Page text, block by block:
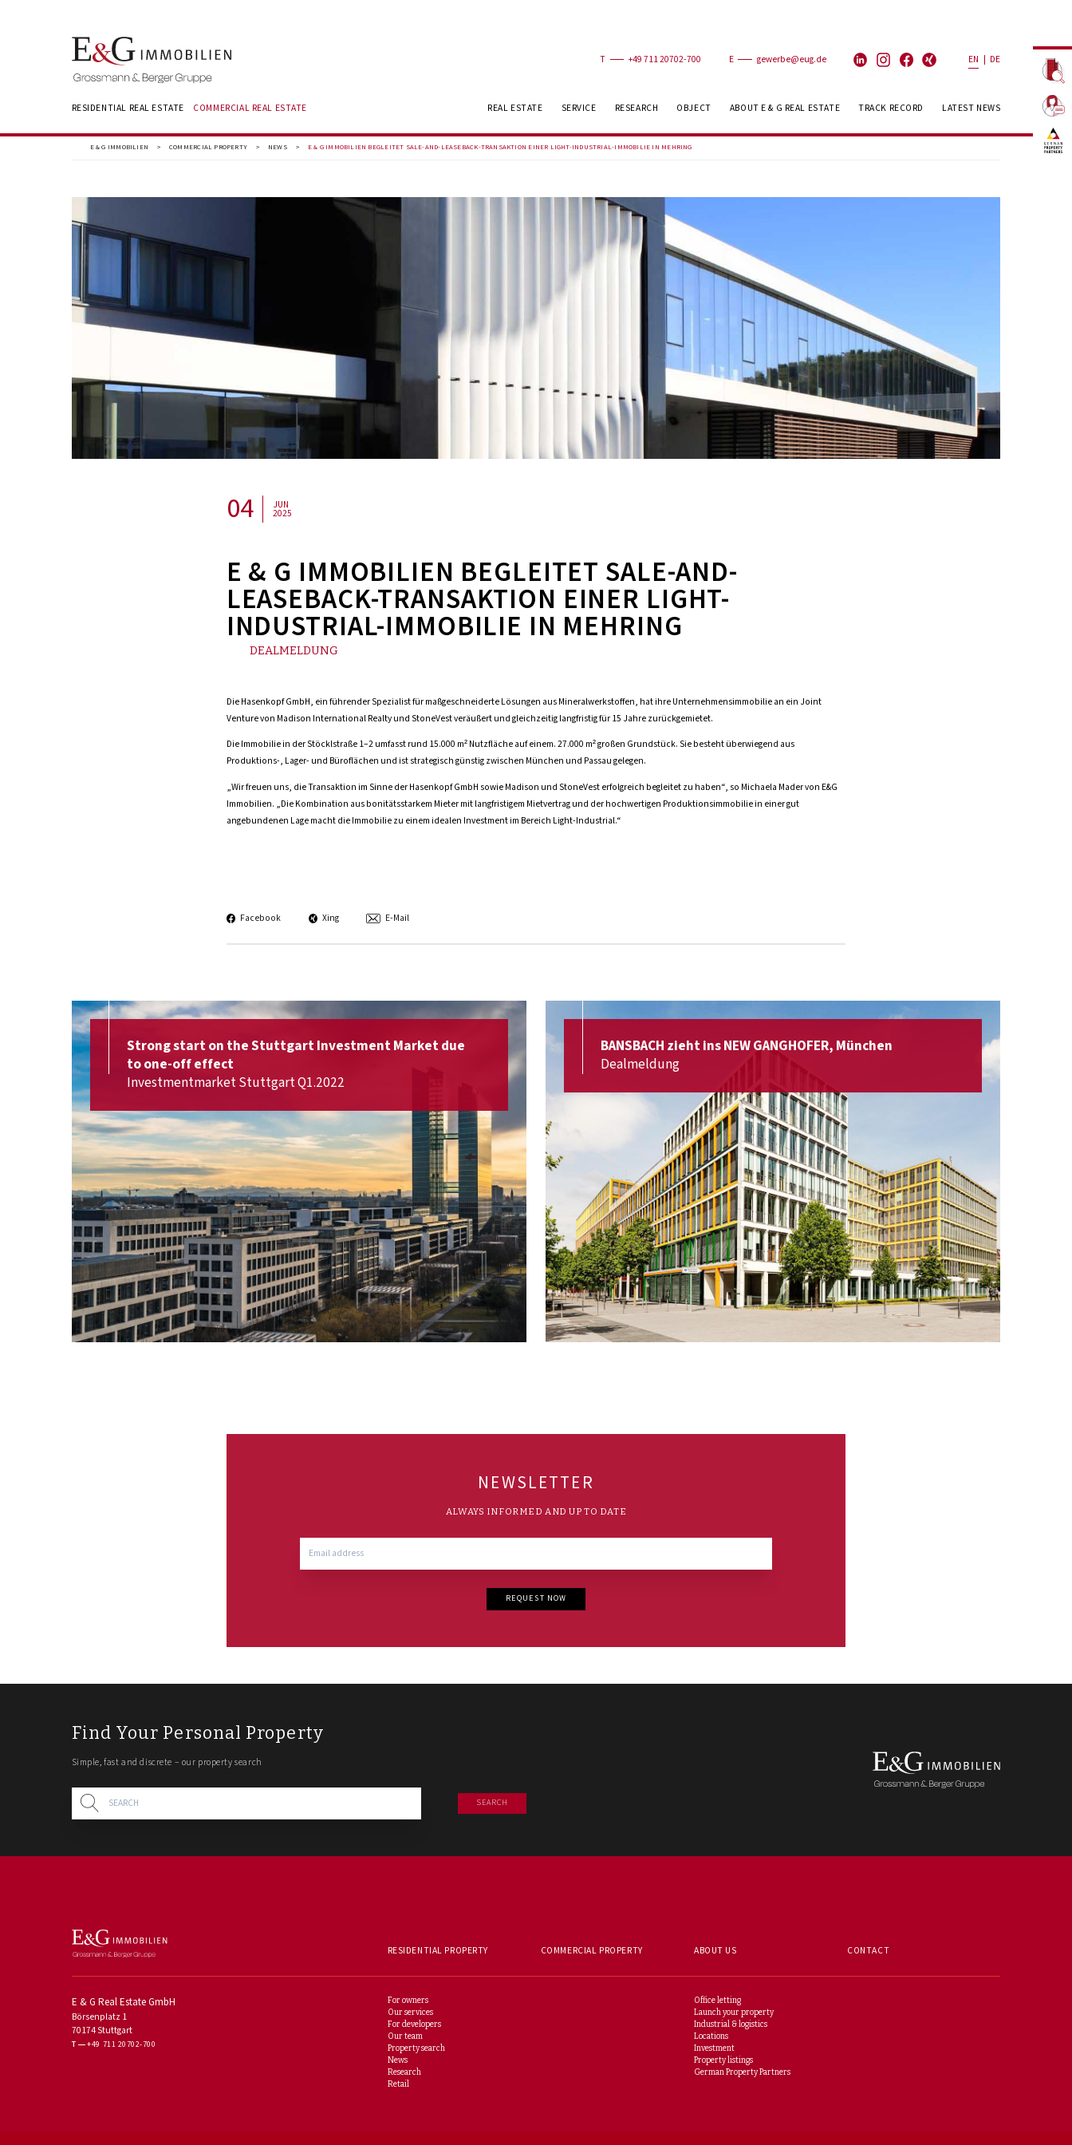
T +49 711 20702-700 E gewerbe@eug.de EN DE
RESIDENTIAL REAL ESTATE COMMERCIAL REAL ESTATE REAL ESTATE SERVICE RESEARCH OBJECT ABOUT E & G REAL ESTATE TRACK RECORD LATEST NEWS
E & G IMMOBILIEN > COMMERCIAL PROPERTY > NEWS > E & G IMMOBILIEN BEGLEITET SALE-AND-LEASEBACK-TRANSAKTION EINER LIGHT-INDUSTRIAL-IMMOBILIE IN MEHRING
04 JUN
2025
E & G IMMOBILIEN BEGLEITET SALE-AND-
LEASEBACK-TRANSAKTION EINER LIGHT-
INDUSTRIAL-IMMOBILIE IN MEHRING
DEALMELDUNG
Die Hasenkopf GmbH, ein führender Spezialist für maßgeschneiderte Lösungen aus Mineralwerkstoffen, hat ihre Unternehmensimmobilie an ein Joint
Venture von Madison International Realty und StoneVest veräußert und gleichzeitig langfristig für 15 Jahre zurückgemietet.
Die Immobilie in der Stöcklstraße 1–2 umfasst rund 15.000 m² Nutzfläche auf einem. 27.000 m² großen Grundstück. Sie besteht überwiegend aus
Produktions-, Lager- und Büroflächen und ist strategisch günstig zwischen München und Passau gelegen.
„Wir freuen uns, die Transaktion im Sinne der Hasenkopf GmbH sowie Madison und StoneVest erfolgreich begleitet zu haben“, so Michaela Mader von E&G
Immobilien. „Die Kombination aus bonitätsstarkem Mieter mit langfristigem Mietvertrag und der hochwertigen Produktionsimmobilie in einer gut
angebundenen Lage macht die Immobilie zu einem idealen Investment im Bereich Light-Industrial.“
Facebook Xing E-Mail
Strong start on the Stuttgart Investment Market due
to one-off effect
Investmentmarket Stuttgart Q1.2022
BANSBACH zieht ins NEW GANGHOFER, München
Dealmeldung
NEWSLETTER
ALWAYS INFORMED AND UP TO DATE
REQUEST NOW
Find Your Personal Property
Simple, fast and discrete – our property search
SEARCH
RESIDENTIAL PROPERTY COMMERCIAL PROPERTY ABOUT US CONTACT
E & G Real Estate GmbH
Börsenplatz 1
70174 Stuttgart
T +49 711 20702-700
For owners
Office letting
Our services
Launch your property
For developers
Industrial & logistics
Our team
Locations
Property search
Investment
News
Property listings
Research
German Property Partners
Retail